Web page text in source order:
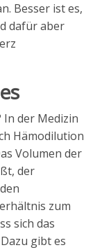
Besser ist es,
dafür aber
In der Medizin
Hämodilution
Volumen der
der
zum
sich das
gibt es